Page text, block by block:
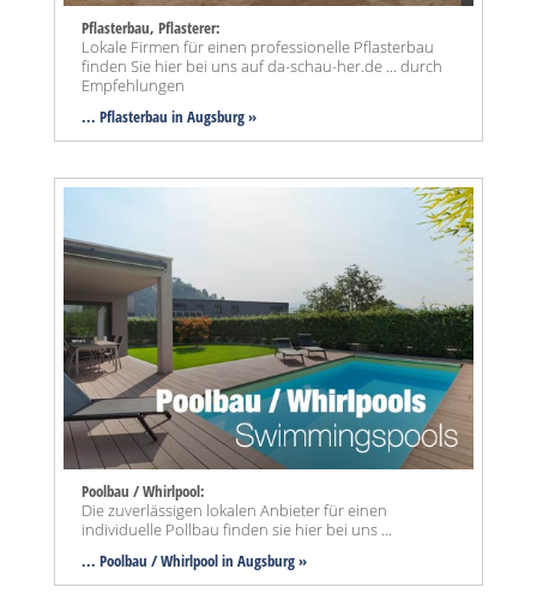
Pflasterbau, Pflasterer:
Lokale Firmen für einen professionelle Pflasterbau
finden Sie hier bei uns auf da-schau-her.de ... durch
Empfehlungen
... Pflasterbau in Augsburg »
Poolbau / Whirlpool:
Die zuverlässigen lokalen Anbieter für einen
individuelle Pollbau finden sie hier bei uns ...
... Poolbau / Whirlpool in Augsburg »